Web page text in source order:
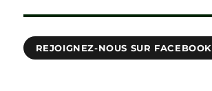
REJOIGNEZ-NOUS SUR FACEBOOK